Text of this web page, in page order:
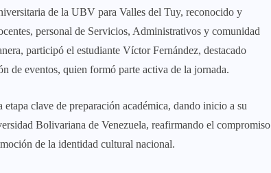
de la UBV para Valles del Tuy, reconocido y
personal de Servicios, Administrativos y comunidad
participó el estudiante Víctor Fernández, destacado
de eventos, quien formó parte activa de la jornada.
clave de preparación académica, dando inicio a su
Bolivariana de Venezuela, reafirmando el compromiso
de la identidad cultural nacional.